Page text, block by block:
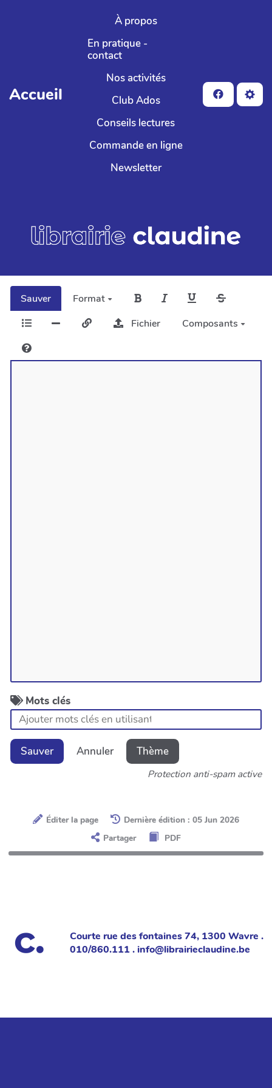
Aller au contenu principal
Accueil
À propos
En pratique -
contact
Nos activités
Club Ados
Conseils lectures
Commande en ligne
Newsletter
Sauver
Format
Fichier
Composants
Mots clés
Sauver Annuler Thème
Protection anti-spam active
Éditer la page
Dernière édition : 05 Jun 2026
Partager
PDF
Courte rue des fontaines 74, 1300 Wavre .
010/860.111 . info@librairieclaudine.be